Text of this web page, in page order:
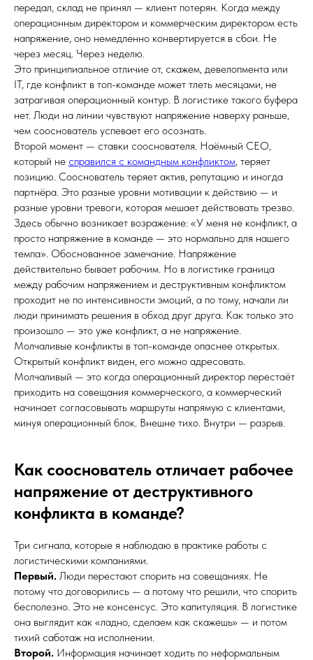
передал, склад не принял — клиент потерян. Когда между
операционным директором и коммерческим директором есть
напряжение, оно немедленно конвертируется в сбои. Не
через месяц. Через неделю.
Это принципиальное отличие от, скажем, девелопмента или
IT, где конфликт в топ-команде может тлеть месяцами, не
затрагивая операционный контур. В логистике такого буфера
нет. Люди на линии чувствуют напряжение наверху раньше,
чем сооснователь успевает его осознать.
Второй момент — ставки сооснователя. Наёмный CEO,
который не справился с командным конфликтом, теряет
позицию. Сооснователь теряет актив, репутацию и иногда
партнёра. Это разные уровни мотивации к действию — и
разные уровни тревоги, которая мешает действовать трезво.
Здесь обычно возникает возражение: «У меня не конфликт, а
просто напряжение в команде — это нормально для нашего
темпа». Обоснованное замечание. Напряжение
действительно бывает рабочим. Но в логистике граница
между рабочим напряжением и деструктивным конфликтом
проходит не по интенсивности эмоций, а по тому, начали ли
люди принимать решения в обход друг друга. Как только это
произошло — это уже конфликт, а не напряжение.
Молчаливые конфликты в топ-команде опаснее открытых.
Открытый конфликт виден, его можно адресовать.
Молчаливый — это когда операционный директор перестаёт
приходить на совещания коммерческого, а коммерческий
начинает согласовывать маршруты напрямую с клиентами,
минуя операционный блок. Внешне тихо. Внутри — разрыв.
Как сооснователь отличает рабочее
напряжение от деструктивного
конфликта в команде?
Три сигнала, которые я наблюдаю в практике работы с
логистическими компаниями.
Первый. Люди перестают спорить на совещаниях. Не
потому что договорились — а потому что решили, что спорить
бесполезно. Это не консенсус. Это капитуляция. В логистике
она выглядит как «ладно, сделаем как скажешь» — и потом
тихий саботаж на исполнении.
Второй. Информация начинает ходить по неформальным